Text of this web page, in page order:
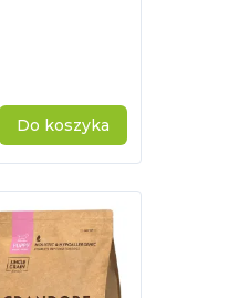
Do koszyka